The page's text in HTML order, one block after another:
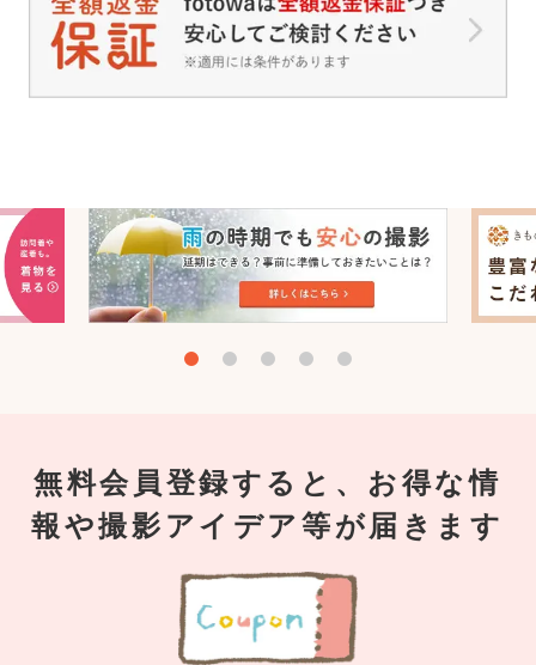
無料会員登録すると、お得な情
報や撮影アイデア等が届きます